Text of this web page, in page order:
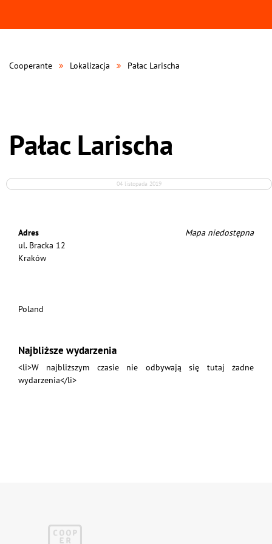
Cooperante Lokalizacja Pałac Larischa
Pałac Larischa
04 listopada 2019
Mapa niedostępna
Adres
ul. Bracka 12
Kraków
Poland
Najbliższe wydarzenia
<li>W najbliższym czasie nie odbywają się tutaj żadne
wydarzenia</li>